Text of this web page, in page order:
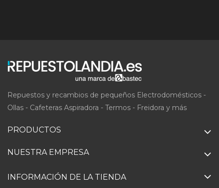
Repuestos y recambios de pequeños Electrodomésticos -
Ollas - Cafeteras Aspiradora - Termos - Freidora y más
PRODUCTOS
NUESTRA EMPRESA
INFORMACIÓN DE LA TIENDA